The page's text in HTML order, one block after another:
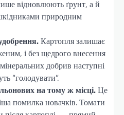
відновлюють ґрунт, а й
природним
Картопля залишає
і без щедрого внесення
добрив наступні
“голодувати”.
на тому ж місці.Це
помилка новачків. Томати